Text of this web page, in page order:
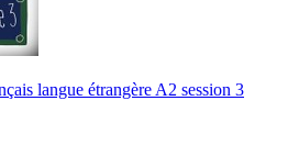
langue étrangère A2 session 3